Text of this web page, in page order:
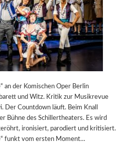
an der Komischen Oper Berlin
und Witz. Kritik zur Musikrevue
Der Countdown läuft. Beim Knall
Bühne des Schillertheaters. Es wird
ironisiert, parodiert und kritisiert.
funkt vom ersten Moment…